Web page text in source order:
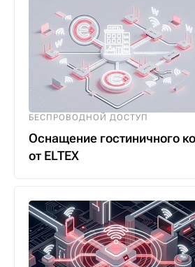
БЕСПРОВОДНОЙ ДОСТУП
Оснащение гостиничного
от ELTEX